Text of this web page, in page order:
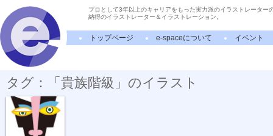
プロとして3年以上のキャリアをもった実力派のイラストレーター
納得のイラストレーター＆イラストレーション。
トップページ e-spaceについて イベント
タグ：「貴族階級」のイラスト
男爵